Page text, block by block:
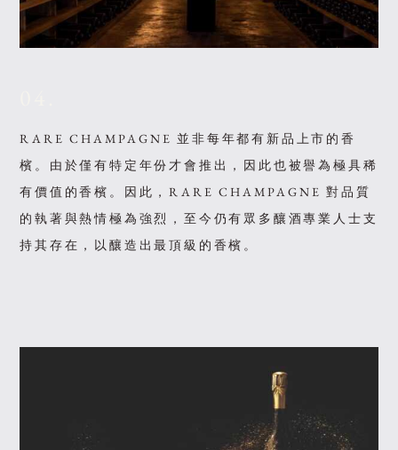
RARE CHAMPAGNE 並非每年都有新品上市的香
檳。由於僅有特定年份才會推出，因此也被譽為極具稀
有價值的香檳。因此，RARE CHAMPAGNE 對品質
的執著與熱情極為強烈，至今仍有眾多釀酒專業人士支
持其存在，以釀造出最頂級的香檳。